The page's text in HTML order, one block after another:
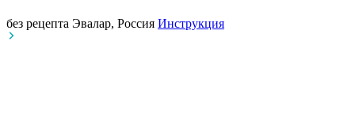
без рецепта Эвалар, Россия Инструкция